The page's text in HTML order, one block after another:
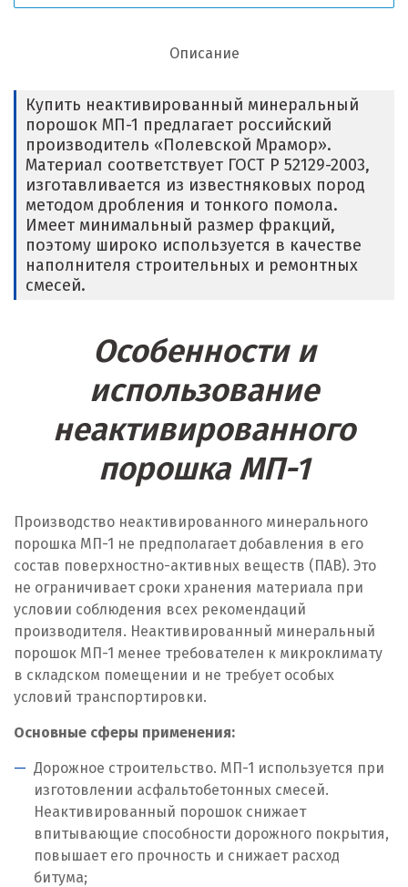
Описание
Купить неактивированный минеральный
порошок МП-1 предлагает российский
производитель «Полевской Мрамор».
Материал соответствует ГОСТ Р 52129-2003,
изготавливается из известняковых пород
методом дробления и тонкого помола.
Имеет минимальный размер фракций,
поэтому широко используется в качестве
наполнителя строительных и ремонтных
смесей.
Особенности и
использование
неактивированного
порошка МП-1
Производство неактивированного минерального
порошка МП-1 не предполагает добавления в его
состав поверхностно-активных веществ (ПАВ). Это
не ограничивает сроки хранения материала при
условии соблюдения всех рекомендаций
производителя. Неактивированный минеральный
порошок МП-1 менее требователен к микроклимату
в складском помещении и не требует особых
условий транспортировки.
Основные сферы применения:
Дорожное строительство. МП-1 используется при
изготовлении асфальтобетонных смесей.
Неактивированный порошок снижает
впитывающие способности дорожного покрытия,
повышает его прочность и снижает расход
битума;